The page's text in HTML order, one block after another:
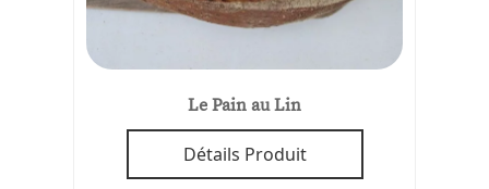
Le Pain au Lin
Détails Produit